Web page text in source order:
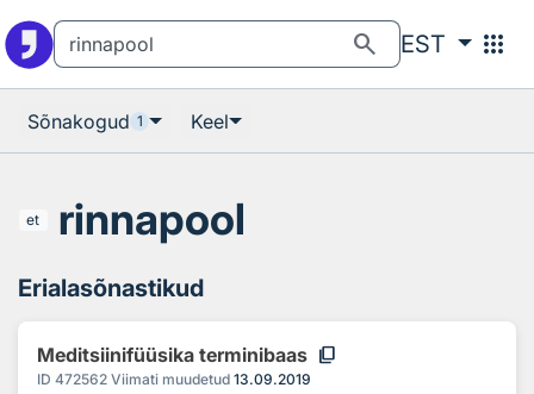
search EST apps
Sõnakogud 1 Keel
et rinnapool
Erialasõnastikud
Meditsiinifüüsika terminibaas content_copy
ID 472562 Viimati muudetud 13.09.2019